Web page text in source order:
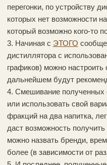
перегонки, по устройству
которых нет возможности
который возможно кого-то
3. Начиная с ЭТОГО
дистиллятора с
графиков) можно
дальнейшем будут
4. Смешивание полученных
или использовать свой
фракций на два напитка,
даст возможность
можно назвать бренди,
более (в зависимости от